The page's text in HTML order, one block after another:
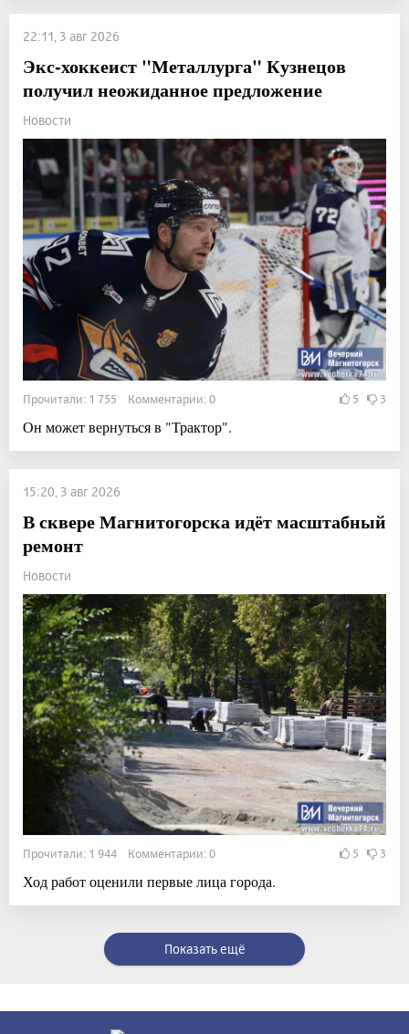
22:11, 3 авг 2026
Экс-хоккеист "Металлурга" Кузнецов
получил неожиданное предложение
Новости
Прочитали: 1 755 Комментарии: 0 5 3
Он может вернуться в "Трактор".
15:20, 3 авг 2026
В сквере Магнитогорска идёт масштабный
ремонт
Новости
Прочитали: 1 944 Комментарии: 0 5 3
Ход работ оценили первые лица города.
Показать ещё